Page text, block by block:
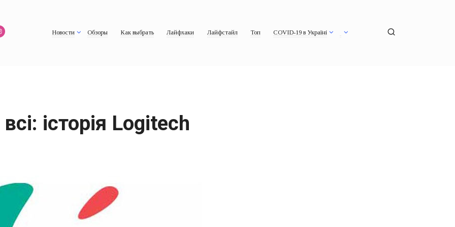
Новости Обзоры Как выбрать Лайфхаки Лайфстайл Топ COVID-19 в Україні
історія Logitech